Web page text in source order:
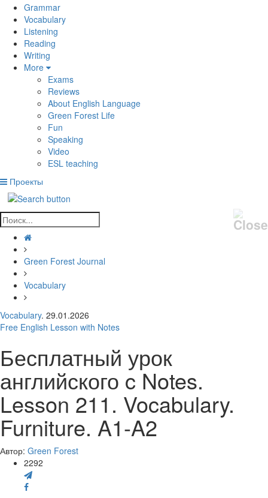
Grammar
Vocabulary
Listening
Reading
Writing
More
Exams
Reviews
About English Language
Green Forest Life
Fun
Speaking
Video
ESL teaching
Проекты
Green Forest Journal
Vocabulary
Vocabulary. 29.01.2026
Free English Lesson with Notes
Бесплатный урок
английского c Notes.
Lesson 211. Vocabulary.
Furniture. A1-A2
Автор: Green Forest
2292